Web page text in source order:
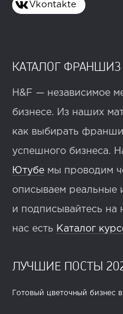
Vkontakte
КАТАЛОГ ФРАНШИЗ
H&F — независимое
бизнесе. Из наших
как выбирать
успешного бизнеса.
Ютубе мы проводим
описываем реальные
и подписывайтесь на
нас есть Каталог
ЛУЧШИЕ ПОСТЫ
Готовый цветочный бизнес